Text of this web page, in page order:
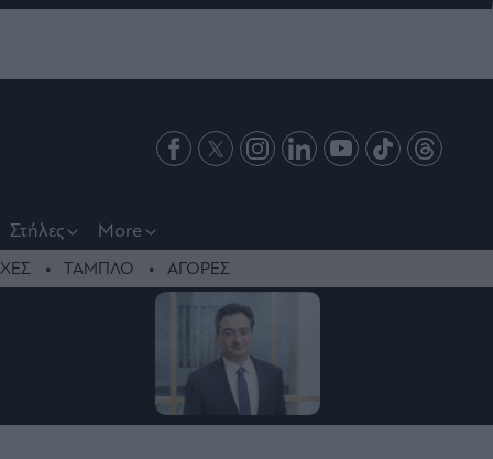
Στήλες More
ΤΑΜΠΛΟ ΑΓΟΡΕΣ